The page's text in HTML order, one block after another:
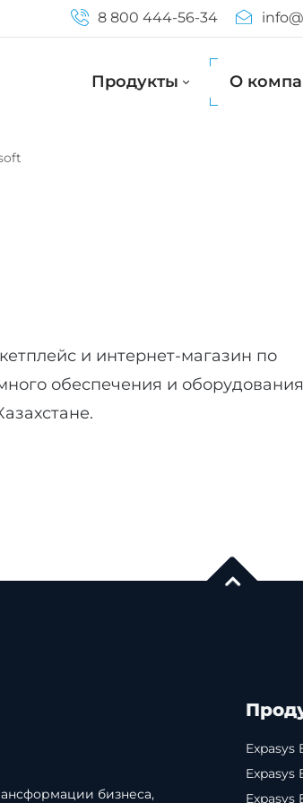
8 800 444-56-34
Продукты О
и интернет-магазин по
обеспечения и
бизнеса,
Expasys
Expasys
Expasys